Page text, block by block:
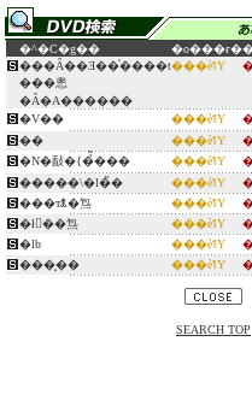
�^�C�g�� �o���ғ�
���Ȃ��Ǝ��̍����t
���悤
�Ȃ�A������
���ѐߗY
�V�� ���ѐߗY
��
���ѐߗY
�N�敮�{�̉͂���
���ѐߗY
�����\�l�̏�
���ѐߗY
���тꂭ�炰
���ѐߗY
�ł񂫂��炰
���ѐߗY
�ӏb
���ѐߗY
���͓��
���ѐߗY
SEARCH TOP